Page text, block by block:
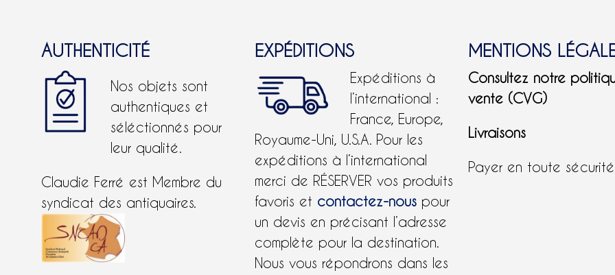
AUTHENTICITÉ
Nos objets sont
authentiques et
séléctionnés pour
leur qualité.
Claudie Ferré est Membre du
syndicat des antiquaires.
EXPÉDITIONS
Expéditions à
l’international :
France, Europe,
Royaume-Uni, U.S.A. Pour les
expéditions à l’international
merci de RÉSERVER vos produits
favoris et contactez-nous pour
un devis en précisant l’adresse
complète pour la destination.
Nous vous répondrons dans les
MENTIONS
Consultez notre
vente (CVG)
Livraisons
Payer en toute